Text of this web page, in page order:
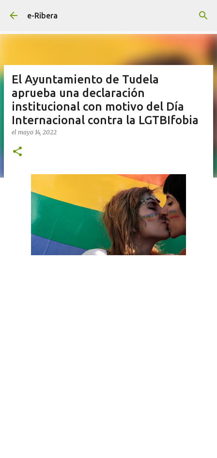
e-Ribera
El Ayuntamiento de Tudela
aprueba una declaración
institucional con motivo del Día
Internacional contra la LGTBIfobia
el mayo 14, 2022